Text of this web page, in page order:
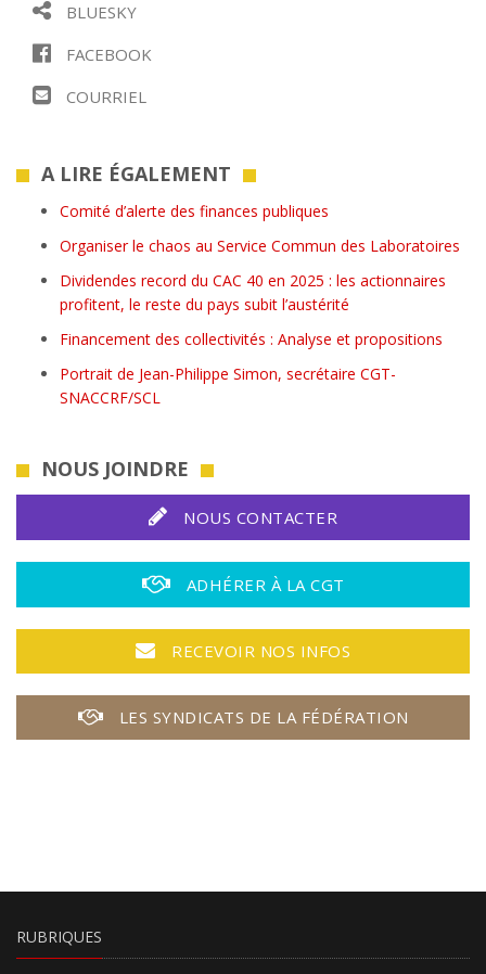
BLUESKY
FACEBOOK
COURRIEL
A LIRE ÉGALEMENT
Comité d’alerte des finances publiques
Organiser le chaos au Service Commun des Laboratoires
Dividendes record du CAC 40 en 2025 : les actionnaires
profitent, le reste du pays subit l’austérité
Financement des collectivités : Analyse et propositions
Portrait de Jean-Philippe Simon, secrétaire CGT-
SNACCRF/SCL
NOUS JOINDRE
NOUS CONTACTER
ADHÉRER À LA CGT
RECEVOIR NOS INFOS
LES SYNDICATS DE LA FÉDÉRATION
RUBRIQUES